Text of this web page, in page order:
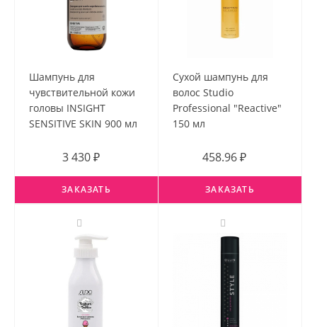
Шампунь для
чувствительной кожи
головы INSIGHT
SENSIТIVE SKIN 900 мл
3 430 ₽
ЗАКАЗАТЬ
Сухой шампунь для
волос Studio
Professional "Reactive"
150 мл
458.96 ₽
ЗАКАЗАТЬ